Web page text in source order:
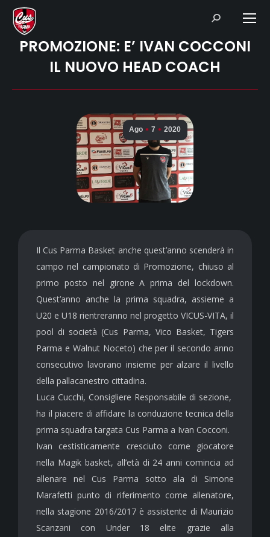
Search:
PROMOZIONE: E’ IVAN COCCONI
IL NUOVO HEAD COACH
Ago 7 2020
Il Cus Parma Basket anche quest’anno scenderà in
campo nel campionato di Promozione, chiuso al
primo posto nel girone A prima del lockdown.
Quest’anno anche la prima squadra, assieme a
U20 e U18 rientreranno nel progetto VICUS-VITA, il
pool di società (Cus Parma, Vico Basket, Tigers
Parma e Walnut Noceto) che per il secondo anno
consecutivo lavorano insieme per alzare il livello
della pallacanestro cittadina.
Luca Cucchi, Consigliere Responsabile di sezione,
ha il piacere di affidare la conduzione tecnica della
prima squadra targata Cus Parma a Ivan Cocconi.
Ivan cestisticamente cresciuto come giocatore
nella Magik basket, all’età di 24 anni comincia ad
allenare nel Cus Parma sotto ala di Simone
Marafetti punto di riferimento come allenatore,
nella stagione 2016/2017 è assistente di Maurizio
Scanzani con Under 18 elite grazie alla